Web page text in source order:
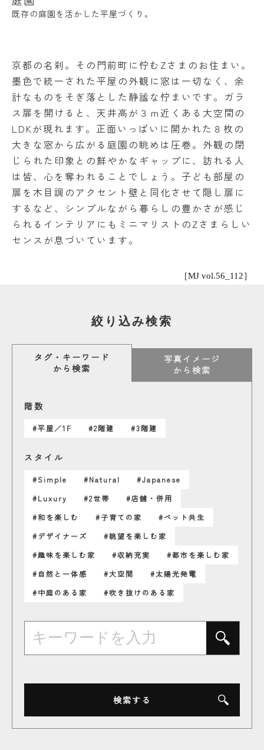
既存の庭園を活かした平屋づくり。
京都の名刹。その門前町に佇むZさまのお住まい。
墨色で統一された平屋の外観に窓は一切なく、余
計なものをそぎ落とした静謐な佇まいです。ガラ
ス扉を開けると、天井高が３ｍ近くある大空間の
LDKが現れます。正面いっぱいに開かれた８枚の
大きな窓から広がる庭園の眺めは圧巻。外観の閉
じられた印象との鮮やかなギャップに、訪れる人
は皆、心を奪われることでしょう。子ども部屋の
扉を木目調のアクセント壁と同化させて隠し扉に
するなど、シンプルながら暮らしの豊かさが感じ
られるインテリアにもミニマリストのZさまらしい
センスが息づいています。
［MJ vol.56_112］
絞り込み検索
タグ・キーワード
から検索
写真イメージ
から検索
階数
#平屋／1F #2階建 #3階建
スタイル
#Simple #Natural
#Japanese
#Luxury
#2世帯
#店舗・併用
#和を楽しむ
#子育ての家
#ペット共生
#デザイナーズ
#眺望を楽しむ家
#趣味を楽しむ家
#収納充実
#都市を楽しむ家
#自然と一体感
#大空間
#太陽光発電
#中庭のある家
#吹き抜けのある家
検索する